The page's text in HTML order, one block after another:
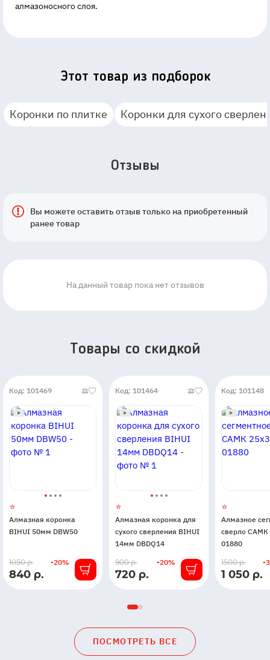
алмазоносного слоя.
Этот товар из подборок
Коронки по плитке Коронки для сухого
Отзывы
Вы можете оставить отзыв только на приобретенный
ранее товар
На данный товар пока нет отзывов
Товары со скидкой
Код: 101469
Алмазная коронка
BIHUI 50мм DBW50
В
наличии
840 р.
-20%
1050 р.
Код: 101464
Алмазная коронка для
сухого сверления BIHUI
14мм DBDQ14
В
наличии
720 р.
-20%
900 р.
Код: 101148
Алмазное
сверло САМК
01880
В
наличии
1 050 р.
-
1500 р.
ПОСМОТРЕТЬ ВСЕ